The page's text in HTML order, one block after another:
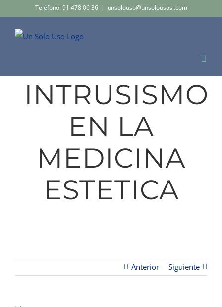
contenido
Teléfono: 91 478 06 36 | unsolouso@unsolousosl.com
INTRUSISMO
EN LA
MEDICINA
ESTETICA
Anterior Siguiente